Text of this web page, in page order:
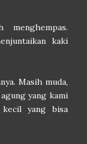
kaki
Masih muda,
yang kami
yang bisa